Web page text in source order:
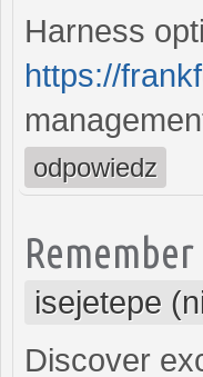
Harness
https://
odpowiedz
isejetepe
Discover